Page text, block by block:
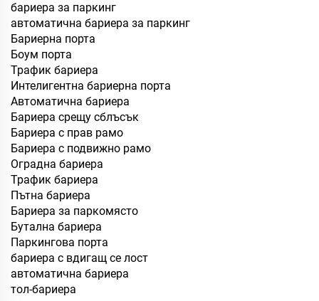
бариера за паркинг
автоматична бариера за паркинг
Бариерна порта
Боум порта
Трафик бариера
Интелигентна бариерна порта
Автоматична бариера
Бариера срещу сблъсък
Бариера с прав рамо
Бариера с подвижно рамо
Оградна бариера
Трафик бариера
Пътна бариера
Бариера за паркомясто
Бутална бариера
Паркингова порта
бариера с вдигащ се лост
автоматична бариера
тол-бариера